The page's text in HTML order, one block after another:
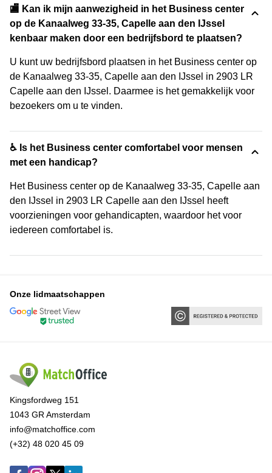
🏬 Kan ik mijn aanwezigheid in het Business center
op de Kanaalweg 33-35, Capelle aan den IJssel
kenbaar maken door een bedrijfsbord te plaatsen?
U kunt uw bedrijfsbord plaatsen in het Business center op
de Kanaalweg 33-35, Capelle aan den IJssel in 2903 LR
Capelle aan den IJssel. Daarmee is het gemakkelijk voor
bezoekers om u te vinden.
♿ Is het Business center comfortabel voor mensen
met een handicap?
Het Business center op de Kanaalweg 33-35, Capelle aan
den IJssel in 2903 LR Capelle aan den IJssel heeft
voorzieningen voor gehandicapten, waardoor het voor
iedereen comfortabel is.
Onze lidmaatschappen
Kingsfordweg 151
1043 GR Amsterdam
info@matchoffice.com
(+32) 48 020 45 09